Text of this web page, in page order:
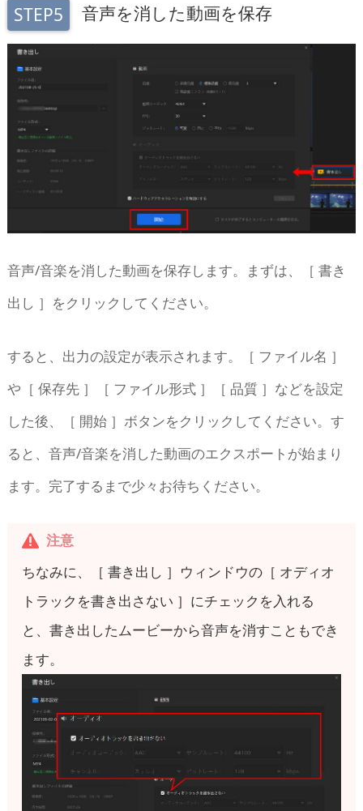
STEP5 音声を消した動画を保存
音声/音楽を消した動画を保存します。まずは、［ 書き
出し ］をクリックしてください。
すると、出力の設定が表示されます。［ ファイル名 ］
や［ 保存先 ］［ ファイル形式 ］［ 品質 ］などを設定
した後、［ 開始 ］ボタンをクリックしてください。す
ると、音声/音楽を消した動画のエクスポートが始まり
ます。完了するまで少々お待ちください。
注意
ちなみに、［ 書き出し ］ウィンドウの［ オディオ
トラックを書き出さない ］にチェックを入れる
と、書き出したムービーから音声を消すこともでき
ます。